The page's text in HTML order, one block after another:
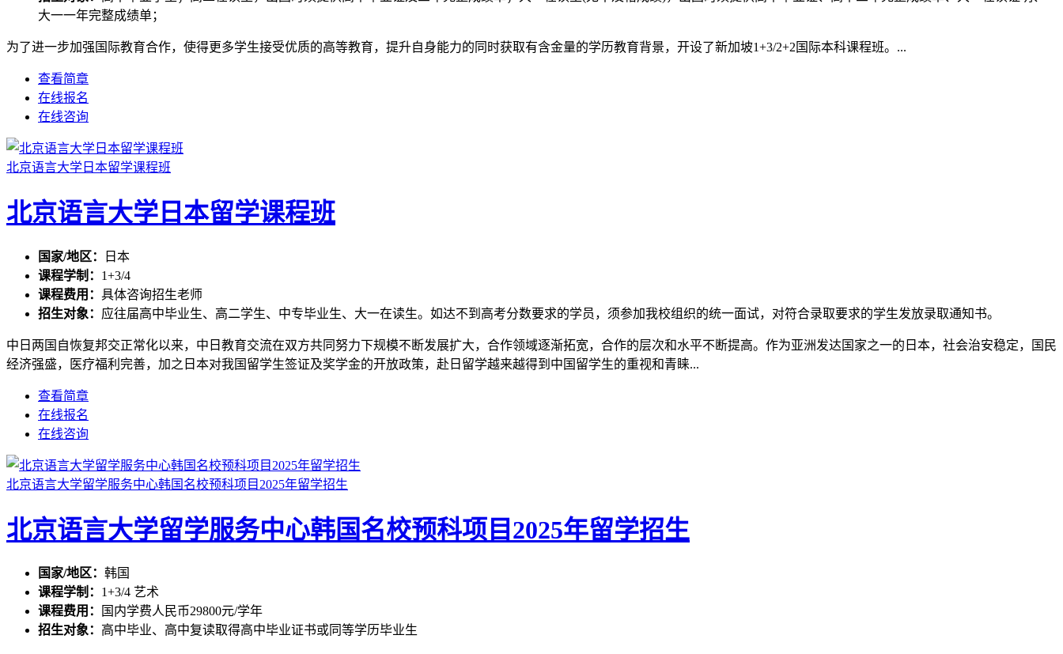
大一一年完整成绩单；
为了进一步加强国际教育合作，使得更多学生接受优质的高等教育，提升自身能力的同时获取有含金量的学历教育背景，开设了新加坡1+3/2+2国际本科课程班。...
查看简章
在线报名
在线咨询
北京语言大学日本留学课程班
北京语言大学日本留学课程班
国家/地区：
日本
课程学制： 1+3/4
课程费用： 具体咨询招生老师
招生对象： 应往届高中毕业生、高二学生、中专毕业生、大一在读生。如达不到高考分数要求的学员，须参加我校组织的统一面试，对符合录取要求的学生发放录取通知书。
中日两国自恢复邦交正常化以来，中日教育交流在双方共同努力下规模不断发展扩大，合作领域逐渐拓宽，合作的层次和水平不断提高。作为亚洲发达国家之一的日本，社会治安稳定，国民
经济强盛，医疗福利完善，加之日本对我国留学生签证及奖学金的开放政策，赴日留学越来越得到中国留学生的重视和青睐...
查看简章
在线报名
在线咨询
北京语言大学留学服务中心韩国名校预科项目2025年留学招生
北京语言大学留学服务中心韩国名校预科项目2025年留学招生
国家/地区： 韩国
课程学制： 1+3/4 艺术
课程费用：
国内学费人民币29800元/学年
招生对象： 高中毕业、高中复读取得高中毕业证书或同等学历毕业生